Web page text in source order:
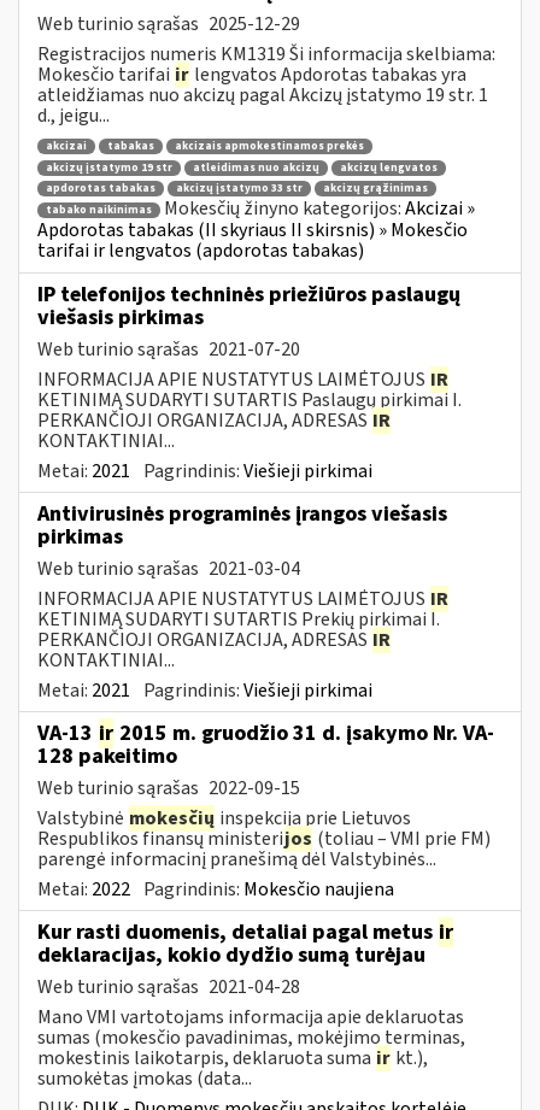
Web turinio sąrašas 2025-12-29
Registracijos numeris KM1319 Ši informacija skelbiama:
Mokesčio tarifai ir lengvatos Apdorotas tabakas yra
atleidžiamas nuo akcizų pagal Akcizų įstatymo 19 str. 1
d., jeigu...
akcizai tabakas
akcizais apmokestinamos prekės
akcizų įstatymo 19 str
atleidimas nuo akcizų
akcizų lengvatos
apdorotas tabakas
akcizų įstatymo 33 str
akcizų grąžinimas
tabako naikinimas
Mokesčių žinyno kategorijos:Akcizai »
Apdorotas tabakas (II skyriaus II skirsnis) » Mokesčio
tarifai ir lengvatos (apdorotas tabakas)
IP telefonijos techninės priežiūros paslaugų
viešasis pirkimas
Web turinio sąrašas 2021-07-20
INFORMACIJA APIE NUSTATYTUS LAIMĖTOJUS IR
KETINIMĄ SUDARYTI SUTARTIS Paslaugų pirkimai I.
PERKANČIOJI ORGANIZACIJA, ADRESAS IR
KONTAKTINIAI...
Metai: 2021 Pagrindinis:Viešieji pirkimai
Antivirusinės programinės įrangos viešasis
pirkimas
Web turinio sąrašas 2021-03-04
INFORMACIJA APIE NUSTATYTUS LAIMĖTOJUS IR
KETINIMĄ SUDARYTI SUTARTIS Prekių pirkimai I.
PERKANČIOJI ORGANIZACIJA, ADRESAS IR
KONTAKTINIAI...
Metai: 2021 Pagrindinis:Viešieji pirkimai
VA-13 ir 2015 m. gruodžio 31 d. įsakymo Nr. VA-
128 pakeitimo
Web turinio sąrašas 2022-09-15
Valstybinė mokesčių inspekcija prie Lietuvos
Respublikos finansų ministerijos (toliau – VMI prie FM)
parengė informacinį pranešimą dėl Valstybinės...
Metai: 2022 Pagrindinis: Mokesčio naujiena
Kur rasti duomenis, detaliai pagal metus ir
deklaracijas, kokio dydžio sumą turėjau
Web turinio sąrašas 2021-04-28
Mano VMI vartotojams informacija apie deklaruotas
sumas (mokesčio pavadinimas, mokėjimo terminas,
mokestinis laikotarpis, deklaruota suma ir kt.),
sumokėtas įmokas (data...